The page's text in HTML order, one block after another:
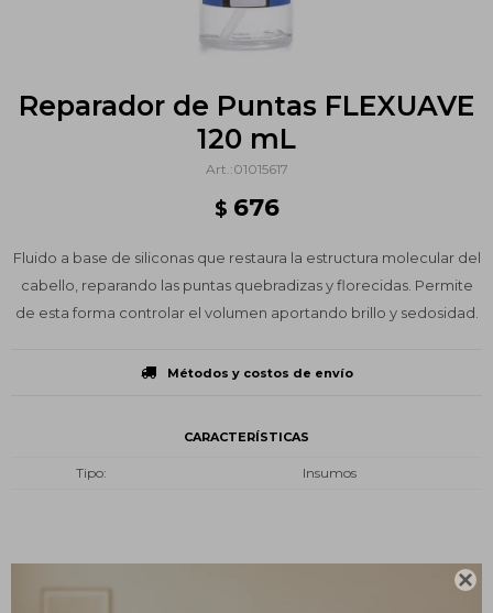

Reparador de Puntas FLEXUAVE
120 mL
01015617
$ 676
Fluido a base de siliconas que restaura la estructura molecular del
cabello, reparando las puntas quebradizas y florecidas. Permite
de esta forma controlar el volumen aportando brillo y sedosidad.
Métodos y costos de envío
CARACTERÍSTICAS
Tipo Insumos